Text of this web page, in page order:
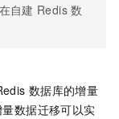
自建 Redis 数
数据库的增量
数据迁移可以实